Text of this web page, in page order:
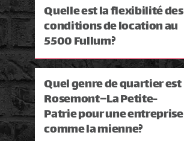
Quelle est la flexibilité des
conditions de location au
5500 Fullum?
Quel genre de quartier est
Rosemont–La Petite-
Patrie pour une entreprise
comme la mienne?